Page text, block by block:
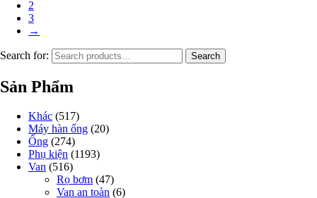
2
3
→
Search for: Search
Sản Phẩm
Khác (517)
Máy hàn ống (20)
Ống (274)
Phụ kiện (1193)
Van (516)
Rọ bơm (47)
Van an toàn (6)